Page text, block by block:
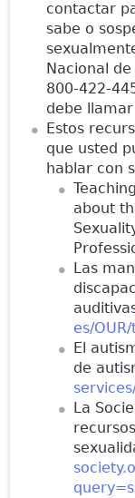
contactar
sabe o
Nacional
800-422-
debe
Estos
que usted
hablar con
about
Las
es/
El
de
La